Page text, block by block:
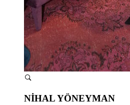
NİHAL YÖNEYMAN